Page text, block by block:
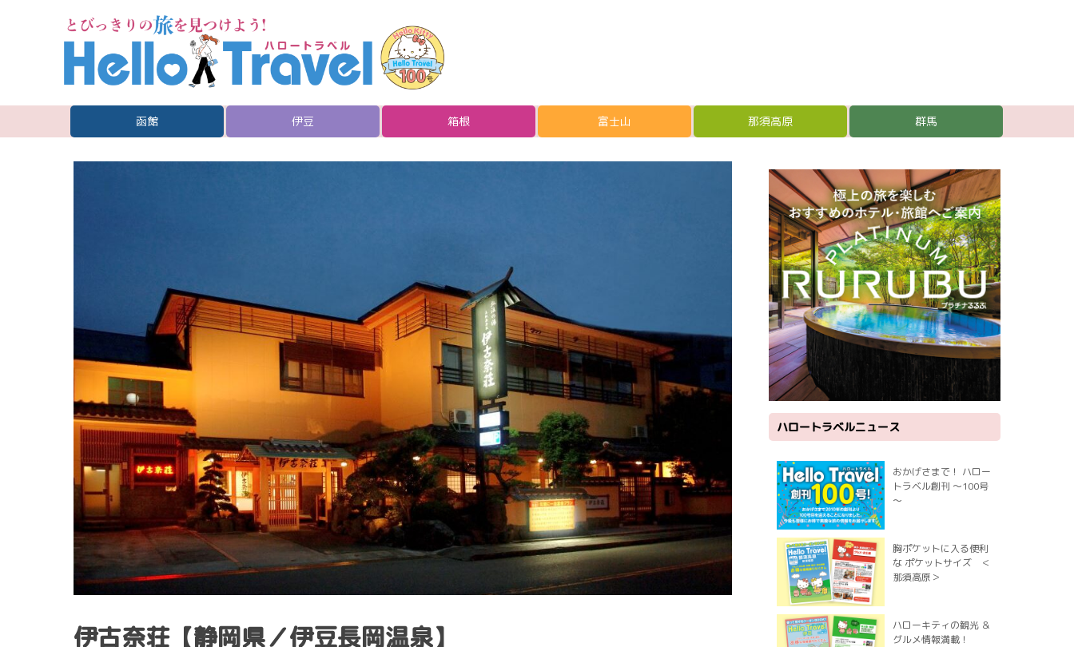
函館 伊豆 箱根 富士山 那須高原 群馬
伊古奈荘【静岡県／伊豆長岡温泉】
ハロートラベルニュース
おかげさまで！ ハロー
トラベル創刊 ～100号
～
胸ポケットに入る便利
な ポケットサイズ ＜
那須高原＞
ハローキティの観光 ＆
グルメ情報満載！